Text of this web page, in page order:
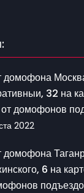
домофона
32 на
от домофонов
2022
домофона
6 на